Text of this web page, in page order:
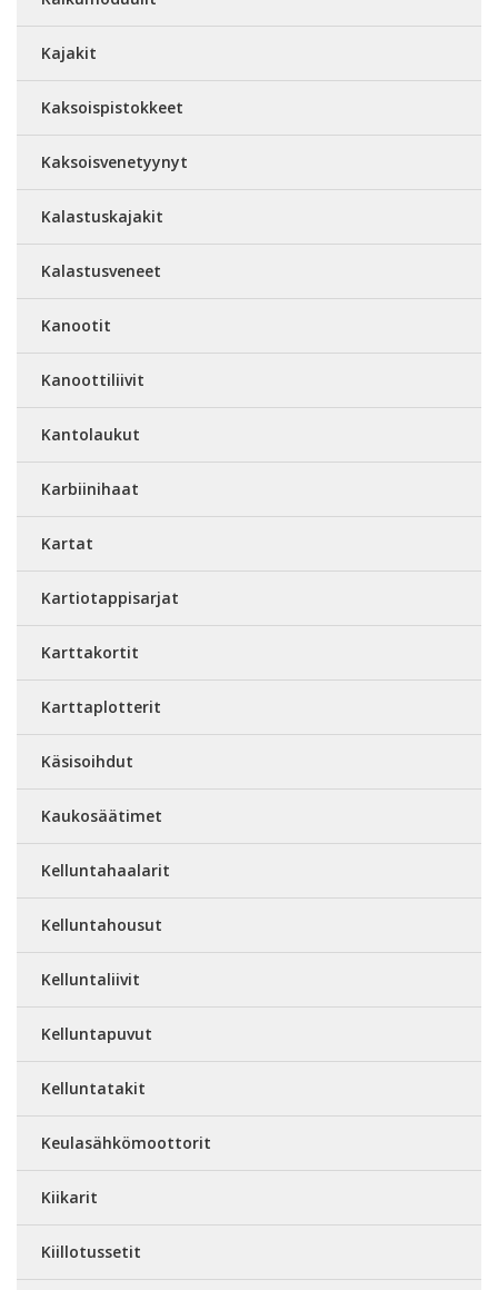
Kajakit
Kaksoispistokkeet
Kaksoisvenetyynyt
Kalastuskajakit
Kalastusveneet
Kanootit
Kanoottiliivit
Kantolaukut
Karbiinihaat
Kartat
Kartiotappisarjat
Karttakortit
Karttaplotterit
Käsisoihdut
Kaukosäätimet
Kelluntahaalarit
Kelluntahousut
Kelluntaliivit
Kelluntapuvut
Kelluntatakit
Keulasähkömoottorit
Kiikarit
Kiillotussetit